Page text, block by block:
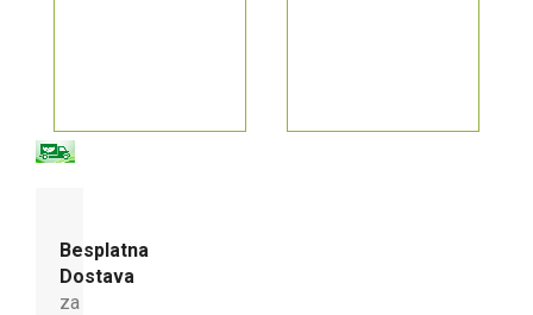
Besplatna
Dostava
za